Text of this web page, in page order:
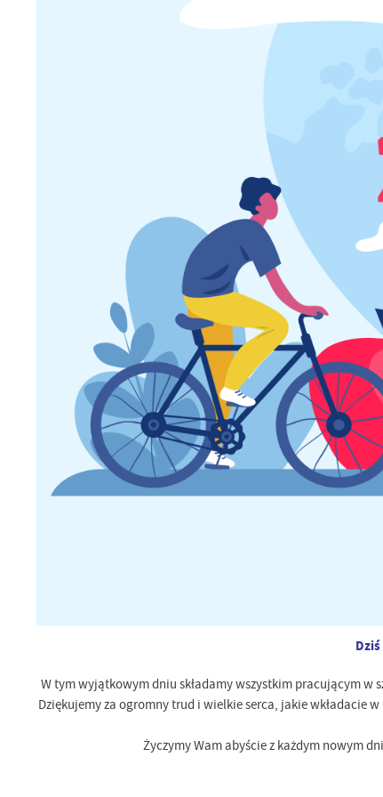
W tym wyjątkowym dniu składamy wszystkim pracującym w
Dziękujemy za ogromny trud i wielkie serca, jakie wkładacie
Życzymy Wam abyście z każdym nowym